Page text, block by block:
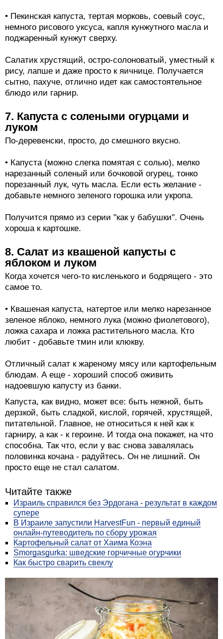
• Пекинская капуста, тертая морковь, соевый соус,
немного рисового уксуса, капля кунжутного масла и
поджаренный кунжут сверху.
Салатик хрустящий, остро-солоноватый, уместный к
рису, лапше и даже просто к яичнице. Получается
сытно, пахуче, отлично идет как самостоятельное
блюдо или гарнир.
7. Капуста с солеными огурцами и
луком
По-деревенски, просто, до смешного вкусно.
• Капуста (можно слегка помятая с солью), мелко
нарезанный соленый или бочковой огурец, тонко
порезанный лук, чуть масла. Если есть желание -
добавьте немного зеленого горошка или укропа.
Получится прямо из серии "как у бабушки". Очень
хороша к картошке.
8. Салат из квашеной капусты с
яблоком и луком
Когда хочется чего-то кисленького и бодрящего - это
самое то.
• Квашеная капуста, натертое или мелко нарезанное
зеленое яблоко, немного лука (можно фиолетового),
ложка сахара и ложка растительного масла. Кто
любит - добавьте тмин или клюкву.
Отличный салат к жареному мясу или картофельным
блюдам. А еще - хороший способ оживить
надоевшую капусту из банки.
Капуста, как видно, может все: быть нежной, быть
дерзкой, быть сладкой, кислой, горячей, хрустящей,
питательной. Главное, не относиться к ней как к
гарниру, а как - к героине. И тогда она покажет, на что
способна. Так что, если у вас снова завалялась
половинка кочана - радуйтесь. Он не лишний. Он
просто еще не стал салатом.
Читайте также
Израиль справился без Эрдогана - результат в каждом
супере
В Израиле запустили HarvestFun - первый единый
онлайн-путеводитель по сбору урожая
Картофельный салат от Хаима Коэна
Smorgasgurka: шведские горчичные огурчики
Как быстро сварить свеклу